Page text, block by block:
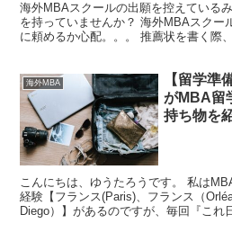
海外MBAスクールの出願を控えている
を持っていませんか？ 海外MBAスクー
に頼めるか心配。。。 推薦状を書く際
海外MBA
【留学準
がMBA留
持ち物を
こんにちは、ゆうたろうです。 私は
経験【フランス(Paris)、フランス（
Diego）】があるのですが、毎回『これ